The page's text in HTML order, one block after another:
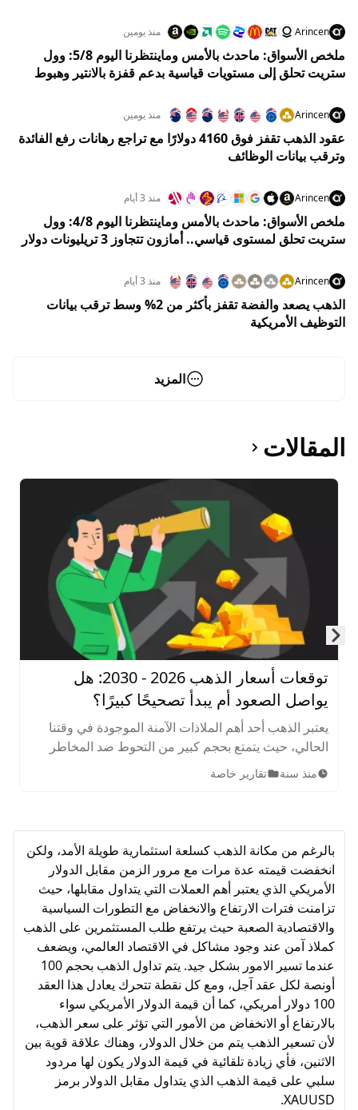
Arincen منذ يومين
ملخص الأسواق: ماحدث بالأمس وماينتظرنا اليوم 5/8: وول
ستريت تحلق إلى مستويات قياسية بدعم قفزة بالانتير وهبوط
Arincen منذ يومين
عقود الذهب تقفز فوق 4160 دولارًا مع تراجع رهانات رفع الفائدة
وترقب بيانات الوظائف
Arincen منذ 3 أيام
ملخص الأسواق: ماحدث بالأمس وماينتظرنا اليوم 4/8: وول
ستريت تحلق لمستوى قياسي.. أمازون تتجاوز 3 تريليونات دولار
Arincen منذ 3 أيام
الذهب يصعد والفضة تقفز بأكثر من 2% وسط ترقب بيانات
التوظيف الأمريكية
المزيد
المقالات
توقعات أسعار الذهب 2026 - 2030: هل
يواصل الصعود أم يبدأ تصحيحًا كبيرًا؟
يعتبر الذهب أحد أهم الملاذات الآمنة الموجودة في وقتنا
الحالي، حيث يتمتع بحجم كبير من التحوط ضد المخاطر
خاصة في حالات الركود الاقتصادي. اعرف ما هي توقعات
منذ سنة تقارير خاصة
Skip to next slide page
بالرغم من مكانة الذهب كسلعة استثمارية طويلة الأمد، ولكن
انخفضت قيمته عدة مرات مع مرور الزمن مقابل الدولار
الأمريكي الذي يعتبر أهم العملات التي يتداول مقابلها، حيث
تزامنت فترات الارتفاع والانخفاض مع التطورات السياسية
والاقتصادية الصعبة حيث يرتفع طلب المستثمرين على الذهب
كملاذ آمن عند وجود مشاكل في الاقتصاد العالمي، ويضعف
عندما تسير الامور بشكل جيد. يتم تداول الذهب بحجم 100
أونصة لكل عقد آجل، ومع كل نقطة تتحرك يعادل هذا العقد
100 دولار أمريكي، كما أن قيمة الدولار الأمريكي سواء
بالارتفاع أو الانخفاض من الأمور التي تؤثر على سعر الذهب،
لأن تسعير الذهب يتم من خلال الدولار، وهناك علاقة قوية بين
الاثنين، فأي زيادة تلقائية في قيمة الدولار يكون لها مردود
سلبي على قيمة الذهب الذي يتداول مقابل الدولار برمز
XAUUSD.